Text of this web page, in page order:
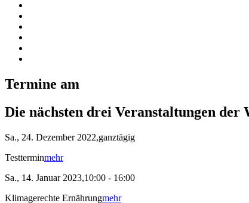
Termine am
Die nächsten drei Veranstaltungen der
Sa., 24. Dezember 2022,ganztägig
Testterminmehr
Sa., 14. Januar 2023,10:00 - 16:00
Klimagerechte Ernährungmehr